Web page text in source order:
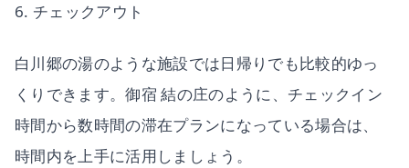
6. チェックアウト
白川郷の湯のような施設では日帰りでも比較的ゆっ
くりできます。御宿 結の庄のように、チェックイン
時間から数時間の滞在プランになっている場合は、
時間内を上手に活用しましょう。